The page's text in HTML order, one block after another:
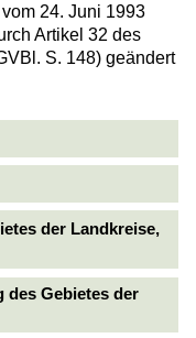
24. Juni 1993
Artikel 32 des
S. 148) geändert
der Landkreise,
des Gebietes der